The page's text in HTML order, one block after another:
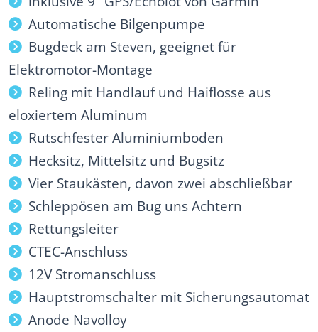
Automatische Bilgenpumpe
Bugdeck am Steven, geeignet für
Elektromotor-Montage
Reling mit Handlauf und Haiflosse aus
eloxiertem Aluminum
Rutschfester Aluminiumboden
Hecksitz, Mittelsitz und Bugsitz
Vier Staukästen, davon zwei abschließbar
Schleppösen am Bug uns Achtern
Rettungsleiter
CTEC-Anschluss
12V Stromanschluss
Hauptstromschalter mit Sicherungsautomat
Anode Navolloy